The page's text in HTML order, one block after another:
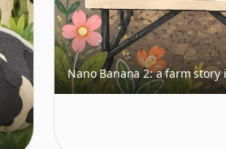
Nano Banana 2: a farm